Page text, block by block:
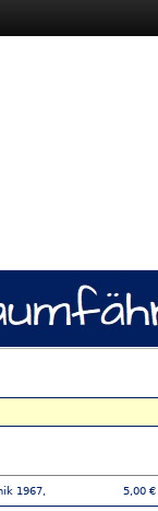
1967, 5,00 €